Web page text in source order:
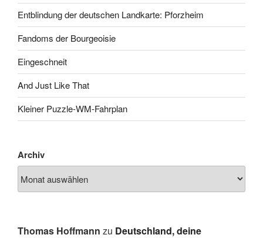
Entblindung der deutschen Landkarte: Pforzheim
Fandoms der Bourgeoisie
Eingeschneit
And Just Like That
Kleiner Puzzle-WM-Fahrplan
Archiv
Thomas Hoffmann zu Deutschland, deine